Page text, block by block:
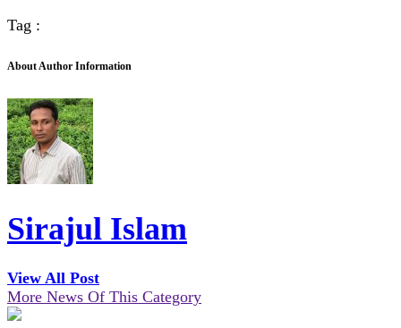
Tag :
About Author Information
Sirajul Islam
View All Post
More News Of This Category